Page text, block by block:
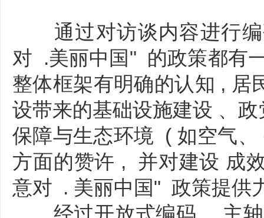
通过对访谈内容进行编
对 .美丽中国" 的政策都有
整体框架有明确的认知 ,
设带来的基础设施建设 、
保障与生态环境 ( 如空气
方面的赞许 , 并对建设 成
意对 . 美丽中国" 政策提供
经过开放式编码 、主轴